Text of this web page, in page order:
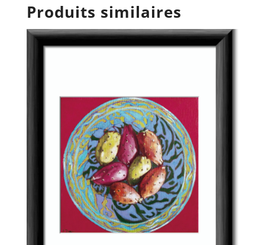
Produits similaires